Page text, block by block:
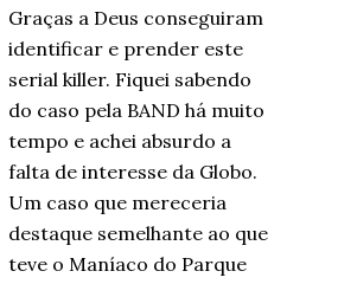
Graças a Deus conseguiram
identificar e prender este
serial killer. Fiquei sabendo
do caso pela BAND há muito
tempo e achei absurdo a
falta de interesse da Globo.
Um caso que mereceria
destaque semelhante ao que
teve o Maníaco do Parque